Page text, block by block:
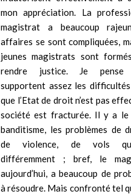
mon appréciation. La
magistrat a beaucoup
affaires se sont compliquées,
jeunes magistrats sont
rendre justice. Je pense
supportent assez les
que l’Etat de droit n’est pas
société est fracturée. Il y a le
banditisme, les problèmes de
de violence, de vols
différemment ; bref, le
aujourd’hui, a beaucoup de
à résoudre. Mais confronté tel